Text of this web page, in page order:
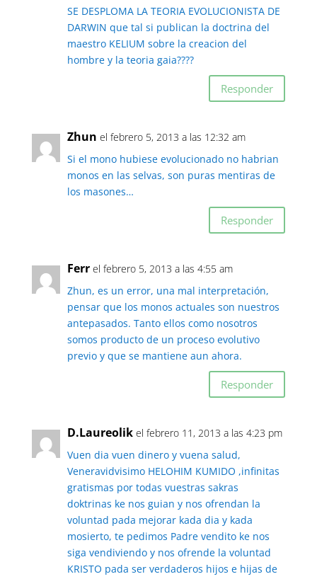
SE DESPLOMA LA TEORIA EVOLUCIONISTA DE
DARWIN que tal si publican la doctrina del
maestro KELIUM sobre la creacion del
hombre y la teoria gaia????
Responder
Zhun el febrero 5, 2013 a las 12:32 am
Si el mono hubiese evolucionado no habrian
monos en las selvas, son puras mentiras de
los masones…
Responder
Ferr el febrero 5, 2013 a las 4:55 am
Zhun, es un error, una mal interpretación,
pensar que los monos actuales son nuestros
antepasados. Tanto ellos como nosotros
somos producto de un proceso evolutivo
previo y que se mantiene aun ahora.
Responder
D.Laureolik el febrero 11, 2013 a las 4:23 pm
Vuen dia vuen dinero y vuena salud,
Veneravidvisimo HELOHIM KUMIDO ,infinitas
gratismas por todas vuestras sakras
doktrinas ke nos guian y nos ofrendan la
voluntad pada mejorar kada dia y kada
mosierto, te pedimos Padre vendito ke nos
siga vendiviendo y nos ofrende la voluntad
KRISTO pada ser verdaderos hijos e hijas de